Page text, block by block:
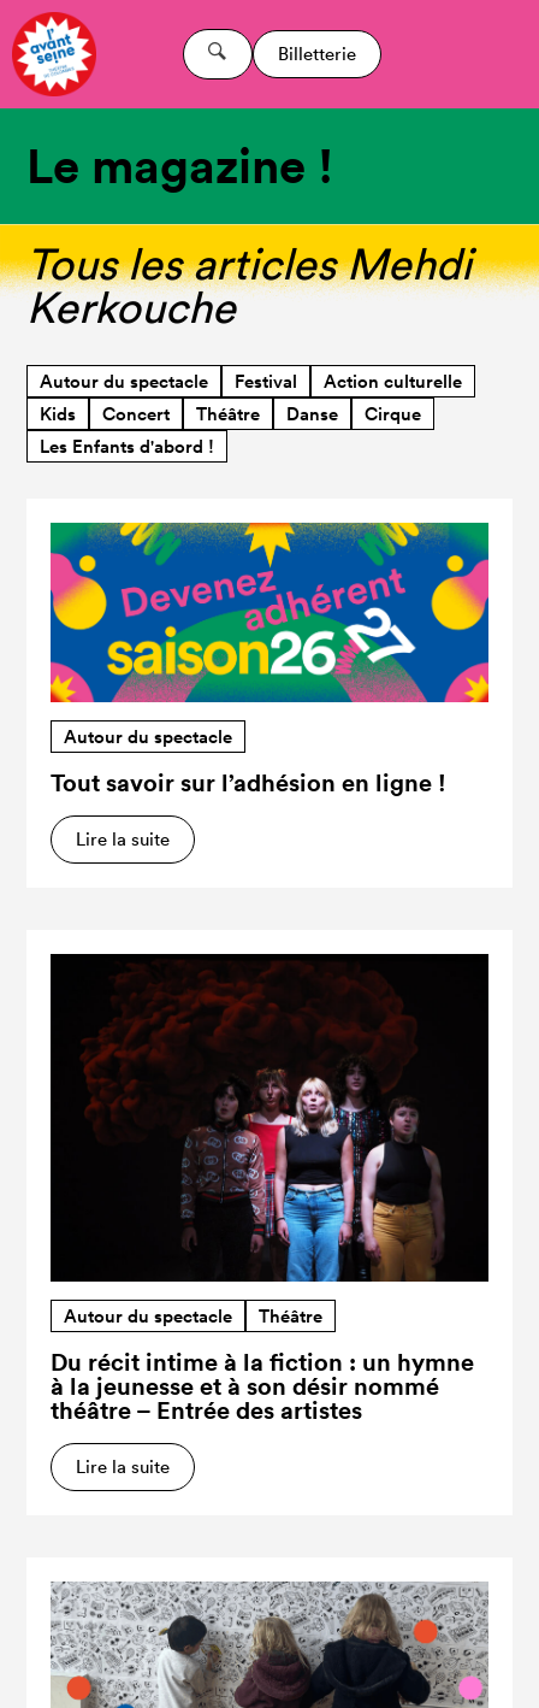
Billetterie
Le magazine !
Tous les articles Mehdi
Kerkouche
Autour du spectacle Festival
Action culturelle
Kids
Concert Théâtre Danse
Cirque
Les Enfants d'abord !
Autour du spectacle
Tout savoir sur l’adhésion en ligne !
Lire la suite
Autour du spectacle Théâtre
Du récit intime à la fiction : un hymne
à la jeunesse et à son désir nommé
théâtre – Entrée des artistes
Lire la suite